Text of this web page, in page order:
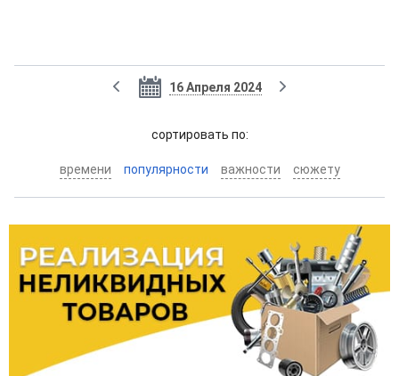
16 Апреля 2024
cортировать по:
времени популярности важности сюжету